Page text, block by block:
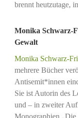
brennt heutzutage,
Monika Schwarz-
Gewalt
Monika Schwarz-
mehrere Bücher
Antisemit*innen
Sie ist Autorin des
und – in zweiter
Monographien „Die